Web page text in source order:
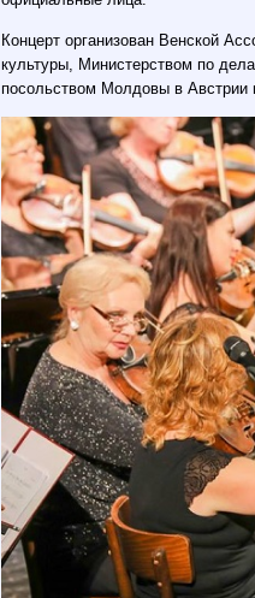
Концерт организован Венской
культуры, Министерством по
посольством Молдовы в Австрии